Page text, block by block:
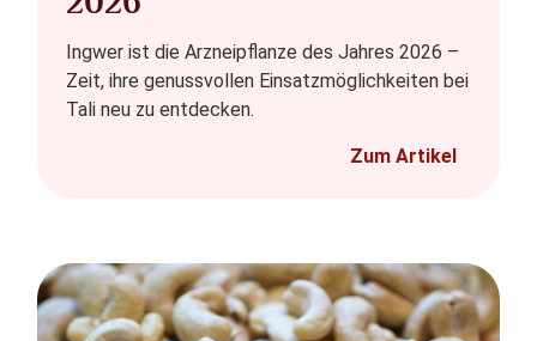
Ingwer ist die Arzneipflanze des Jahres 2026 –
Zeit, ihre genussvollen Einsatzmöglichkeiten bei
Tali neu zu entdecken.
Zum Artikel